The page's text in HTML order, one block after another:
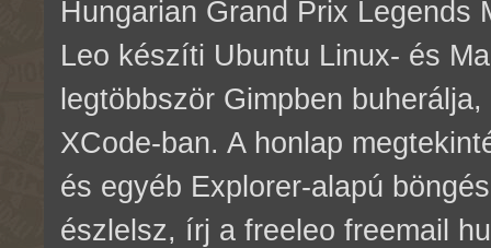
Hungarian Grand Prix Legends
Leo készíti Ubuntu Linux- és
legtöbbször Gimpben
XCode-ban. A honlap
és egyéb Explorer-alapú
észlelsz, írj a freeleo freemail